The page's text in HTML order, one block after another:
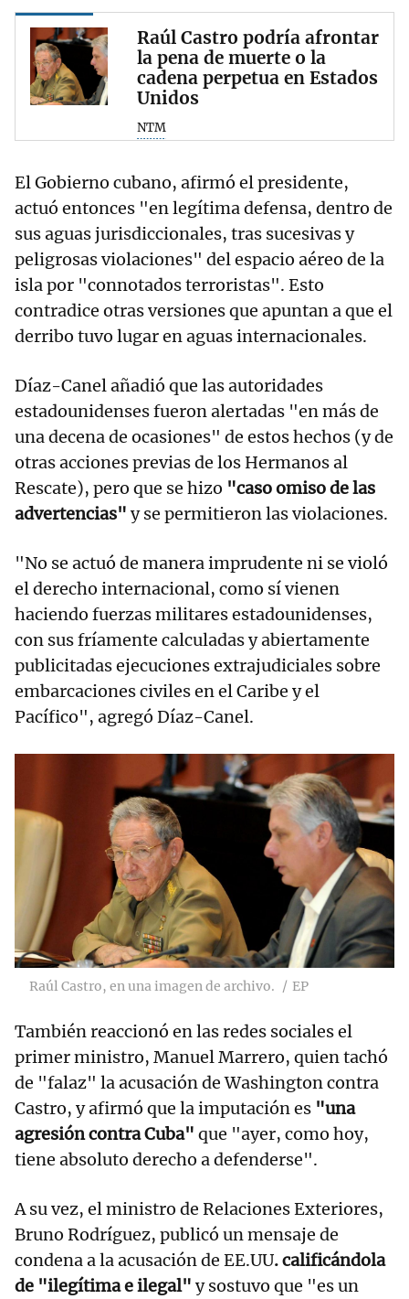
Raúl Castro podría afrontar
la pena de muerte o la
cadena perpetua en Estados
Unidos
NTM
El Gobierno cubano, afirmó el presidente,
actuó entonces "en legítima defensa, dentro de
sus aguas jurisdiccionales, tras sucesivas y
peligrosas violaciones" del espacio aéreo de la
isla por "connotados terroristas". Esto
contradice otras versiones que apuntan a que el
derribo tuvo lugar en aguas internacionales.
Díaz-Canel añadió que las autoridades
estadounidenses fueron alertadas "en más de
una decena de ocasiones" de estos hechos (y de
otras acciones previas de los Hermanos al
Rescate), pero que se hizo "caso omiso de las
advertencias" y se permitieron las violaciones.
"No se actuó de manera imprudente ni se violó
el derecho internacional, como sí vienen
haciendo fuerzas militares estadounidenses,
con sus fríamente calculadas y abiertamente
publicitadas ejecuciones extrajudiciales sobre
embarcaciones civiles en el Caribe y el
Pacífico", agregó Díaz-Canel.
Raúl Castro, en una imagen de archivo. EP
También reaccionó en las redes sociales el
primer ministro, Manuel Marrero, quien tachó
de "falaz" la acusación de Washington contra
Castro, y afirmó que la imputación es "una
agresión contra Cuba" que "ayer, como hoy,
tiene absoluto derecho a defenderse".
A su vez, el ministro de Relaciones Exteriores,
Bruno Rodríguez, publicó un mensaje de
condena a la acusación de EE.UU. calificándola
de "ilegítima e ilegal" y sostuvo que "es un